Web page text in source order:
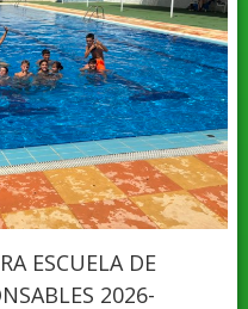
ESCUELA DE
2026-